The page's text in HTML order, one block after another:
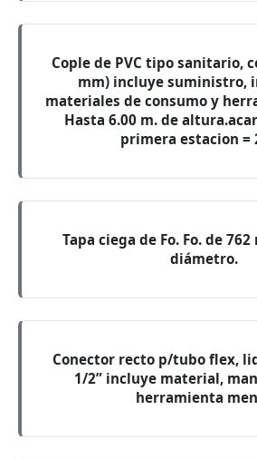
Cople de PVC tipo sanitario,
mm) incluye suministro,
materiales de consumo y
Hasta 6.00 m. de
primera estacion =
Tapa ciega de Fo. Fo. de 762
diámetro.
Conector recto p/tubo flex,
1/2” incluye material,
herramienta